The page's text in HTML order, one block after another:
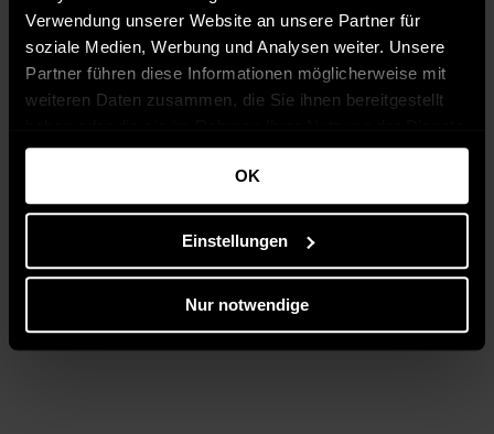
Verwendung unserer Website an unsere Partner für
soziale Medien, Werbung und Analysen weiter. Unsere
Partner führen diese Informationen möglicherweise mit
weiteren Daten zusammen, die Sie ihnen bereitgestellt
gesammelt haben.
OK
Einstellungen
Nur notwendige